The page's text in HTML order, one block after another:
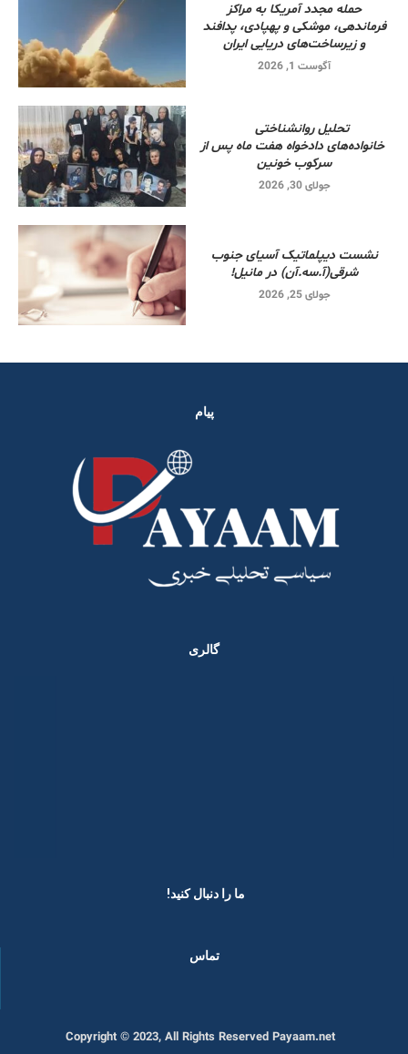
حمله مجدد آمریکا به مراکز
فرماندهی، موشکی و پهپادی، پدافند
و زیرساخت‌های دریایی ایران
آگوست 1, 2026
تحلیل روانشناختی
خانواده‌های دادخواه هفت ماه پس از
سرکوب خونین
جولای 30, 2026
نشست دیپلماتیک آسیای جنوب
شرقی‌(آ.سه.آن) در مانیل!
جولای 25, 2026
پیام
گالری
ما را دنبال کنید! ​
تماس
Copyright © 2023, All Rights Reserved Payaam.net